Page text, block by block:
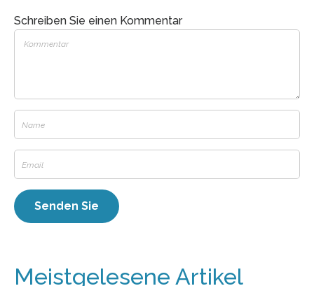
Schreiben Sie einen Kommentar
Meistgelesene Artikel